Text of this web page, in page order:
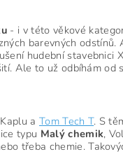
- i v této věkové
barevných
hudební stavebnici
Ale to už odbíhám od
a Tom Tech T. S
typu Malý chemik,
třeba chemie.